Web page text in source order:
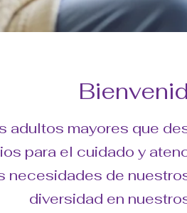
adultos mayores que
para el cuidado y
necesidades de
diversidad en